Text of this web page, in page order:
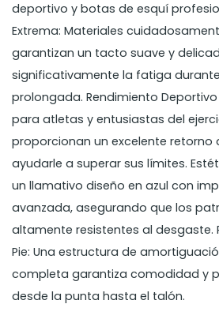
deportivo y botas de esquí
Extrema: Materiales
garantizan un tacto suave y
significativamente la fatiga
prolongada. Rendimiento
para atletas y entusiastas del
proporcionan un excelente retorno
ayudarle a superar sus límites.
un llamativo diseño en azul con
avanzada, asegurando que los
altamente resistentes al desgaste.
Pie: Una estructura de
completa garantiza comodidad y
desde la punta hasta el talón.